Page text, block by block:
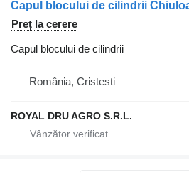
Preț la cerere
Capul blocului de cilindrii
România, Cristesti
ROYAL DRU AGRO S.R.L.